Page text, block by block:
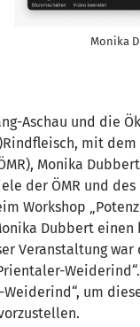
Monika
Aschau und die
mit
Monika
der ÖMR und
Workshop
Dubbert
Veranstaltung
um